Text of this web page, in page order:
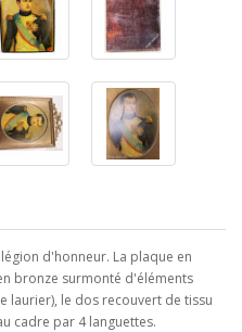
d'honneur. La plaque en
bronze surmonté d'éléments
laurier), le dos recouvert de tissu
cadre par 4 languettes.